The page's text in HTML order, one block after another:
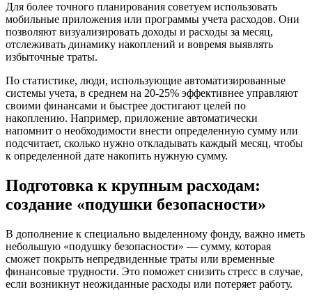
Для более точного планирования советуем использовать
мобильные приложения или программы учета расходов. Они
позволяют визуализировать доходы и расходы за месяц,
отслеживать динамику накоплений и вовремя выявлять
избыточные траты.
По статистике, люди, использующие автоматизированные
системы учета, в среднем на 20-25% эффективнее управляют
своими финансами и быстрее достигают целей по
накоплению. Например, приложение автоматически
напомнит о необходимости внести определенную сумму или
подсчитает, сколько нужно откладывать каждый месяц, чтобы
к определенной дате накопить нужную сумму.
Подготовка к крупным расходам:
создание «подушки безопасности»
В дополнение к специально выделенному фонду, важно иметь
небольшую «подушку безопасности» — сумму, которая
сможет покрыть непредвиденные траты или временные
финансовые трудности. Это поможет снизить стресс в случае,
если возникнут неожиданные расходы или потеряет работу.